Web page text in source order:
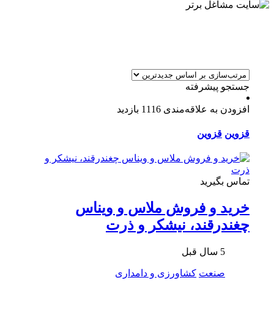
جستجو پیشرفته
افزودن به علاقه‌مندی 1116 بازدید
قزوین قزوین
تماس بگیرید
خرید و فروش ملاس و ویناس
چغندرقند، نیشکر و ذرت
5 سال قبل
صنعت کشاورزی و دامداری